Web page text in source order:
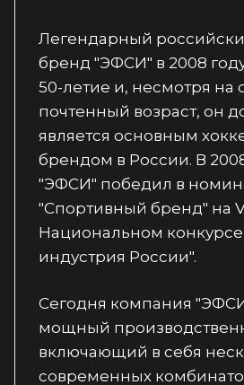
Легендарный
бренд "ЭФСИ" в 2008
50-летие и, несмотря на
почтенный возраст, он
является основным
брендом в России. В
"ЭФСИ" победил в
"Спортивный бренд" на
Национальном
индустрия России".
Сегодня компания
мощный
включающий в себя
современных